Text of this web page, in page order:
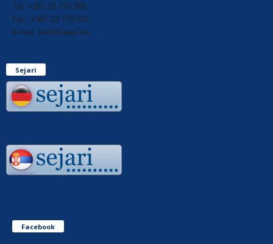
Tel: +387 33 770 300
Fax: +387 33 770 301
e-mail: info@sejari.ba
Sejari
Facebook